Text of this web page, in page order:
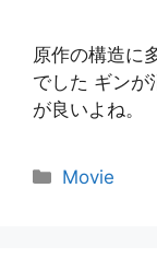
原作の構造に
でした ギンが
が良いよね。
カ
Movie